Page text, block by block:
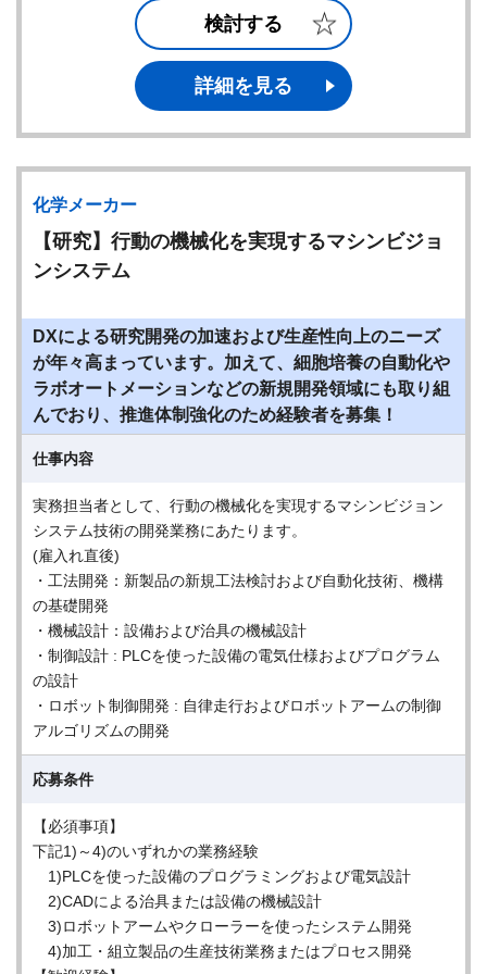
検討する
詳細を見る
化学メーカー
【研究】行動の機械化を実現するマシンビジョ
ンシステム
DXによる研究開発の加速および生産性向上のニーズ
が年々高まっています。加えて、細胞培養の自動化や
ラボオートメーションなどの新規開発領域にも取り組
んでおり、推進体制強化のため経験者を募集！
仕事内容
実務担当者として、行動の機械化を実現するマシンビジョン
システム技術の開発業務にあたります。
(雇入れ直後)
・工法開発：新製品の新規工法検討および自動化技術、機構
の基礎開発
・機械設計：設備および治具の機械設計
・制御設計 : PLCを使った設備の電気仕様およびプログラム
の設計
・ロボット制御開発 : 自律走行およびロボットアームの制御
アルゴリズムの開発
応募条件
【必須事項】
下記1)～4)のいずれかの業務経験
1)PLCを使った設備のプログラミングおよび電気設計
2)CADによる治具または設備の機械設計
3)ロボットアームやクローラーを使ったシステム開発
4)加工・組立製品の生産技術業務またはプロセス開発